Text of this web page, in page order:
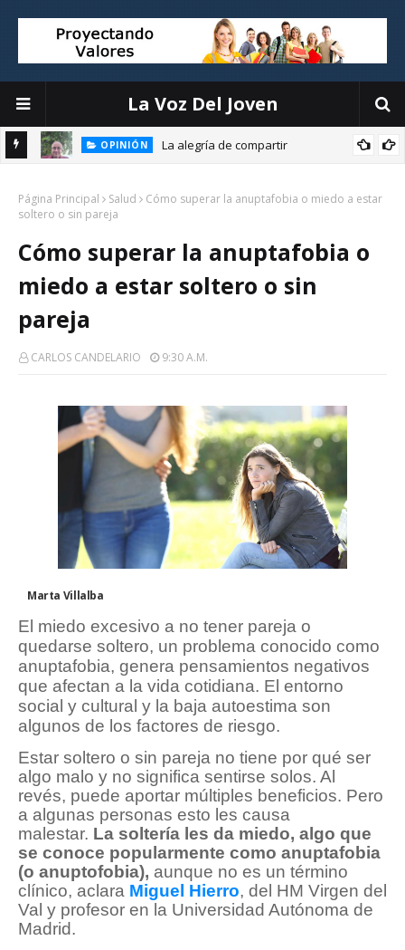
La Voz Del Joven
OPINIÓN
La alegría de compartir
Página Principal Salud
Cómo superar la anuptafobia o miedo a estar
soltero o sin pareja
Cómo superar la anuptafobia o
miedo a estar soltero o sin
pareja
CARLOS CANDELARIO 9:30 A.m.
Marta Villalba
El miedo excesivo a no tener pareja o
quedarse soltero, un problema conocido como
anuptafobia, genera pensamientos negativos
que afectan a la vida cotidiana. El entorno
social y cultural y la baja autoestima son
algunos de los factores de riesgo.
Estar soltero o sin pareja no tiene por qué ser
algo malo y no significa sentirse solos. Al
revés, puede aportar múltiples beneficios. Pero
a algunas personas esto les causa
malestar. La soltería les da miedo, algo que
se conoce popularmente como anuptafobia
(o anuptofobia), aunque no es un término
clínico, aclara Miguel Hierro, del HM Virgen del
Val y profesor en la Universidad Autónoma de
Madrid.